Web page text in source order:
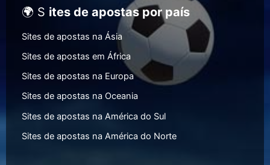
🌍 S ites de apostas por país
Sites de apostas na Ásia
Sites de apostas em África
Sites de apostas na Europa
Sites de apostas na Oceania
Sites de apostas na América do Sul
Sites de apostas na América do Norte